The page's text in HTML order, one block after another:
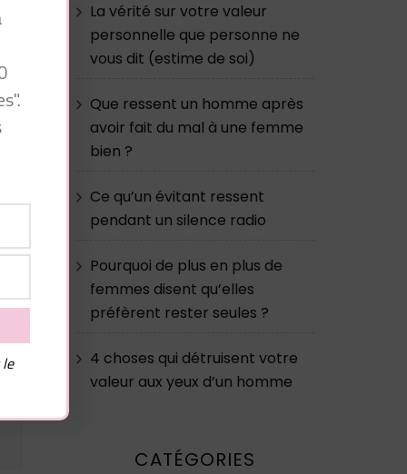
La vérité sur votre valeur
personnelle que personne ne
vous dit (estime de soi)
Que ressent un homme après
avoir fait du mal à une femme
bien ?
Ce qu’un évitant ressent
pendant un silence radio
Pourquoi de plus en plus de
femmes disent qu’elles
préfèrent rester seules ?
4 choses qui détruisent votre
valeur aux yeux d’un homme
CATÉGORIES